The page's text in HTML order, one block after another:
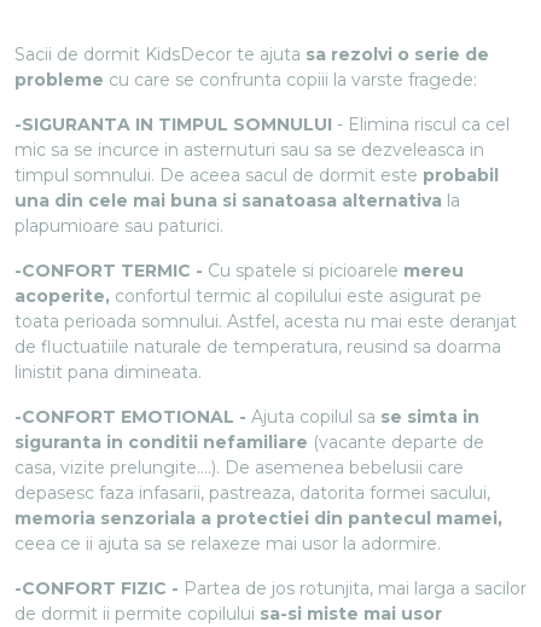
Sacii de dormit KidsDecor te ajuta sa rezolvi o serie de
probleme cu care se confrunta copiii la varste fragede:
-SIGURANTA IN TIMPUL SOMNULUI - Elimina riscul ca cel
mic sa se incurce in asternuturi sau sa se dezveleasca in
timpul somnului. De aceea sacul de dormit este probabil
una din cele mai buna si sanatoasa alternativa la
plapumioare sau paturici.
-CONFORT TERMIC - Cu spatele si picioarele mereu
acoperite, confortul termic al copilului este asigurat pe
toata perioada somnului. Astfel, acesta nu mai este deranjat
de fluctuatiile naturale de temperatura, reusind sa doarma
linistit pana dimineata.
-CONFORT EMOTIONAL - Ajuta copilul sa se simta in
siguranta in conditii nefamiliare (vacante departe de
casa, vizite prelungite….). De asemenea bebelusii care
depasesc faza infasarii, pastreaza, datorita formei sacului,
memoria senzoriala a protectiei din pantecul mamei,
ceea ce ii ajuta sa se relaxeze mai usor la adormire.
-CONFORT FIZIC - Partea de jos rotunjita, mai larga a sacilor
de dormit ii permite copilului sa-si miste mai usor